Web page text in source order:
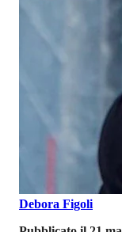
Debora Figoli